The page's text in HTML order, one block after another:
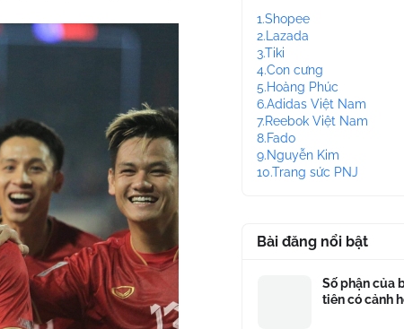
1.Shopee
2.Lazada
3.Tiki
4.Con cưng
5.Hoàng Phúc
6.Adidas Việt Nam
7.Reebok Việt Nam
8.Fado
9.Nguyễn Kim
10.Trang sức PNJ
Bài đăng nổi bật
Số phận của
tiên có cảnh